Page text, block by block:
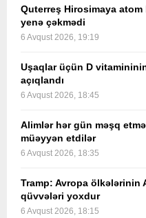
Quterreş Hirosimaya atom
yenə çəkmədi
6 Avqust 2026, 19:19
Uşaqlar üçün D
açıqlandı
6 Avqust 2026, 18:45
Alimlər hər gün məşq
müəyyən etdilər
6 Avqust 2026, 18:35
Tramp: Avropa ölkələrinin
qüvvələri yoxdur
6 Avqust 2026, 18:15